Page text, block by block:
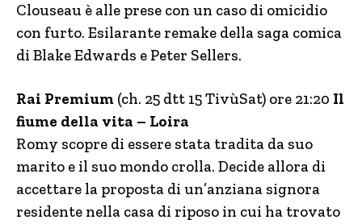
Clouseau è alle prese con un caso di omicidio
con furto. Esilarante remake della saga comica
di Blake Edwards e Peter Sellers.
Rai Premium (ch. 25 dtt 15 TivùSat) ore 21:20 Il
fiume della vita – Loira
Romy scopre di essere stata tradita da suo
marito e il suo mondo crolla. Decide allora di
accettare la proposta di un’anziana signora
residente nella casa di riposo in cui ha trovato